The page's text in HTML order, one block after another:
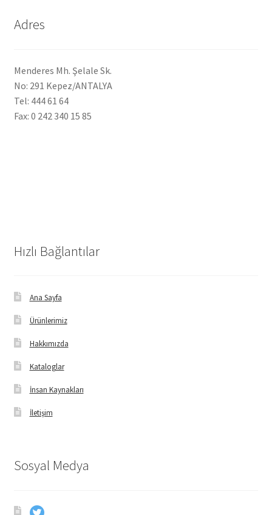
Adres
Menderes Mh. Şelale Sk.
No: 291 Kepez/ANTALYA
Tel: 444 61 64
Fax: 0 242 340 15 85
Hızlı Bağlantılar
Ana Sayfa
Ürünlerimiz
Hakkımızda
Kataloglar
İnsan Kaynakları
İletişim
Sosyal Medya